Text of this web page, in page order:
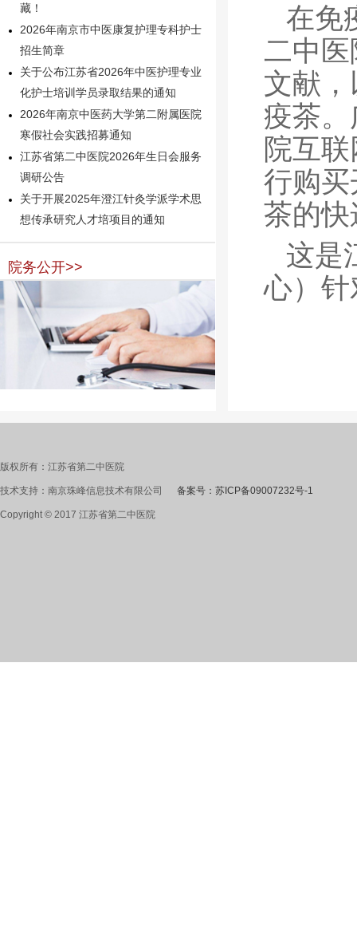
藏！
2026年南京市中医康复护理专科护士
招生简章
关于公布江苏省2026年中医护理专业
化护士培训学员录取结果的通知
2026年南京中医药大学第二附属医院
寒假社会实践招募通知
江苏省第二中医院2026年生日会服务
调研公告
关于开展2025年澄江针灸学派学术思
想传承研究人才培项目的通知
院务公开>>
在免
二中
文献
疫茶
院互
行购
茶的快
这是
心）
版权所有：江苏省第二中医院
技术支持：南京珠峰信息技术有限公司 备案号：苏ICP备09007232号-1
Copyright © 2017 江苏省第二中医院